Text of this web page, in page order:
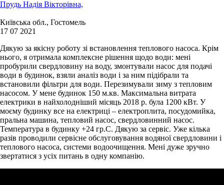
Прудь Надія Вікторівна,
Київська обл., Гостомель
17 07 2021
Дякую за якісну роботу зі встановлення теплового насоса. Крім
нього, я отримала комплексне рішення щодо води: мені
пробурили свердловину на воду, змонтували насос для подачі
води в будинок, взяли аналіз води і за ним підібрали та
встановили фільтри для води. Перезимували зиму з тепловим
насосом. У мене будинок 150 м.кв. Максимальна витрата
електрики в найхолодніший місяць 2018 р. була 1200 кВт. У
моєму будинку все на електриці – електроплита, посудомийка,
пральна машина, тепловий насос, свердловинний насос.
Температура в будинку +24 гр.С. Дякую за сервіс. Уже кілька
разів проводили сервісне обслуговування водяної свердловини і
теплового насоса, системи водоочищення. Мені дуже зручно
звертатися з усіх питань в одну компанію.